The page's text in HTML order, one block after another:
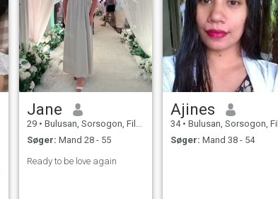
Jane
29 • Bulusan, Sorsogon, Filippinerne
Søger: Mand 28 - 55
Ready to be love again
Ajines
34 • Bulusan, Sorsogon, Filippinerne
Søger: Mand 38 - 54